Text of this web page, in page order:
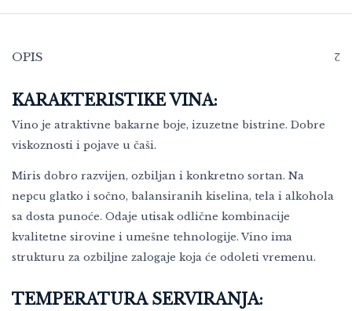
OPIS
KARAKTERISTIKE VINA:
Vino je atraktivne bakarne boje, izuzetne bistrine. Dobre
viskoznosti i pojave u čaši.
Miris dobro razvijen, ozbiljan i konkretno sortan. Na
nepcu glatko i sočno, balansiranih kiselina, tela i alkohola
sa dosta punoće. Odaje utisak odlične kombinacije
kvalitetne sirovine i umešne tehnologije. Vino ima
strukturu za ozbiljne zalogaje koja će odoleti vremenu.
TEMPERATURA SERVIRANJA: